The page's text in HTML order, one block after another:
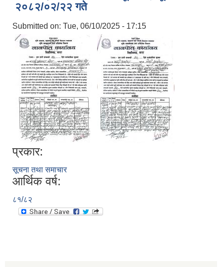
२०८२/०२/२२ गते
Submitted on: Tue, 06/10/2025 - 17:15
प्रकार:
सूचना तथा समाचार
आर्थिक वर्ष:
८१/८२